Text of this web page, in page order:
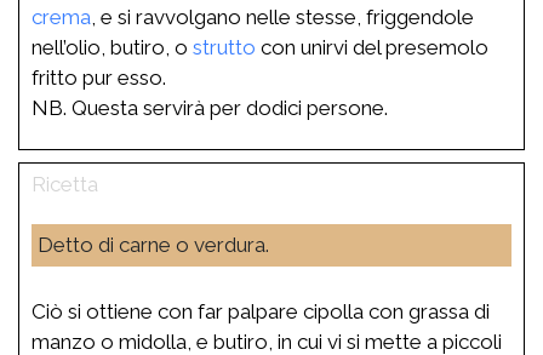
crema , e si ravvolgano nelle stesse, friggendole
nell’olio, butiro, o strutto con unirvi del presemolo
fritto pur esso.
NB. Questa servirà per dodici persone.
Detto di carne o verdura.
Ciò si ottiene con far palpare cipolla con grassa di
manzo o midolla, e butiro, in cui vi si mette a piccoli